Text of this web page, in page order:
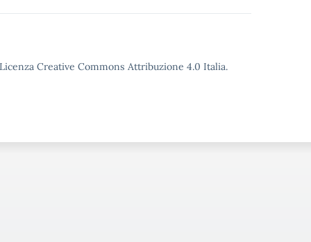
Creative Commons Attribuzione 4.0 Italia.